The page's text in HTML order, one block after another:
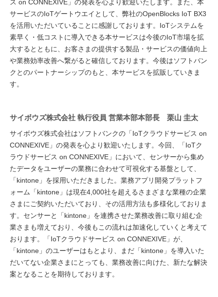
ス on CONNEXIVE」の発表を心より歓迎いたします。また、本
サービスのIoTゲートウエイとして、弊社のOpenBlocks IoT BX3
を活用いただいていることに感謝しております。IoTシステムを
素早く・低コストに導入できる本サービスは今後のIoT市場を拡
大するとともに、お客さまの提供する製品・サービスの価値向上
や業務効率改善へ繋がると確信しております。今後はソフトバン
クとのパートナーシップのもと、本サービスを拡販していきま
す。
サイボウズ株式会社 執行役員 営業本部本部長 栗山 圭太
サイボウズ株式会社はソフトバンクの「IoTクラウドサービス on
CONNEXIVE」の発表を心より歓迎いたします。今回、「IoTク
ラウドサービス on CONNEXIVE」において、センサーから集め
たデータをユーザーの業務に合わせて可視化する基盤として、
「kintone」を採用いただきました。業務アプリ開発プラットフ
ォーム「kintone」は現在4,000社を超えるさまざまな業種の企業
さまにご契約いただいており、その活用方法も多様化しておりま
す。センサーと「kintone」を連携させた業務改善に取り組む企
業さまも増えており、今後もこの流れは加速化していくと考えて
おります。「IoTクラウドサービス on CONNEXIVE」が、
「kintone」のユーザーはもとより、まだ「kintone」を導入いた
だいてない企業さまにとっても、業務改善に向けた、新たな解決
案となることを期待しております。